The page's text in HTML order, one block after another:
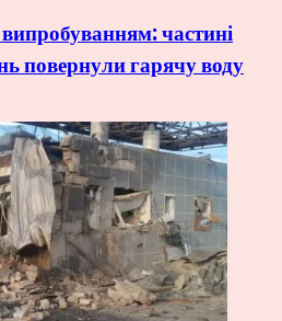
частині
повернули гарячу воду